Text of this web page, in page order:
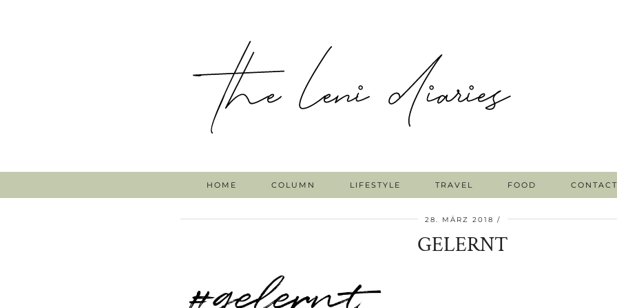
HOME COLUMN LIFESTYLE TRAVEL FOOD CONTACT
28. MÄRZ 2018
GELERNT